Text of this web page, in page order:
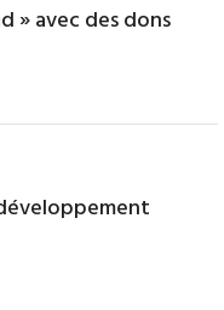
» avec des dons